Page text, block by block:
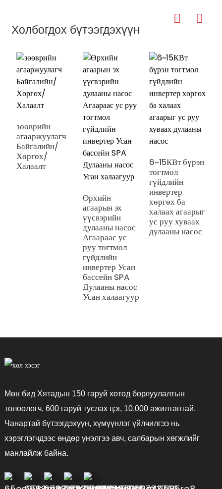
Холбогдох бүтээгдэхүүн
зөөврийн
агааржуулагч
Байгалийн/
Хөргөх/
Халаалт
Өрхийн
агаарын эх
үүсвэрийн
дулааны насос
Агаараас ус
руу тогтмол
гүйдлийн
инвертер Усан
бассейн SPA
Дулааны насос
Усан халаагуур
6~15КВт бүрэн
тогтмол
гүйдлийн
инвертер
хөргөх ба
халаах агаарыг
ус руу хуваах
дулааны насос
Мөн бид Хятадын 150 гаруй хотод борлуулалтын
төлөөлөгч, 600 гаруй туслах цэг, 10,000 ажилтантай.
Чанартай бүтээгдэхүүн, хүмүүнлэг үйлчилгээ нь
хэрэглэгчдээс өндөр үнэлгээ авч, салбарын хөгжлийг
манлайлж байна.